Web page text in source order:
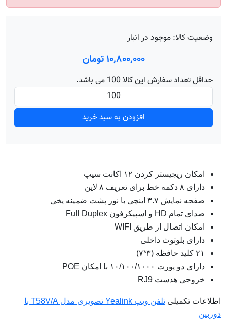
وضعیت کالا: موجود در انبار
۱۰٬۸۰۰٬۰۰۰ تومان
حداقل تعداد سفارش این کالا 100 می باشد.
افزودن به سبد خرید
امکان ریجیستر کردن ۱۲ اکانت سیپ
دارای ۸ دکمه خط برای تعریف ۸ لاین
صفحه نمایش ۳.۷ اینچی با نور پشت ضمینه یخی
صدای تمام HD و اسپیکرفون Full Duplex
امکان اتصال از طریق WIFI
دارای بلوتوث داخلی
۲۱ کلید حافظه (۳*۷)
دارای دو پورت ۱۰/۱۰۰/۱۰۰۰ با امکان POE
خروجی هدست RJ9
اطلاعات تکمیلی
تلفن ویپ Yealink تصویری مدل T58V/A با
دوربین